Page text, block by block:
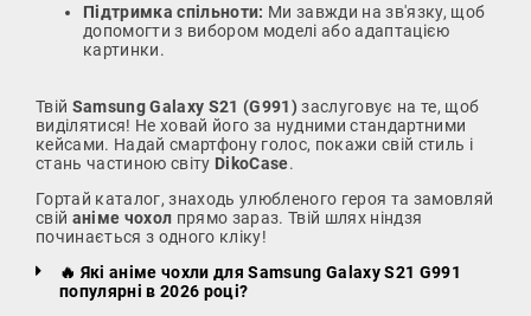
Підтримка спільноти: Ми завжди на зв'язку, щоб
допомогти з вибором моделі або адаптацією
картинки.
Твій Samsung Galaxy S21 (G991) заслуговує на те, щоб
виділятися! Не ховай його за нудними стандартними
кейсами. Надай смартфону голос, покажи свій стиль і
стань частиною світу DikoCase.
Гортай каталог, знаходь улюбленого героя та замовляй
свій аніме чохол прямо зараз. Твій шлях ніндзя
починається з одного кліку!
🔥 Які аніме чохли для Samsung Galaxy S21 G991
популярні в 2026 році?